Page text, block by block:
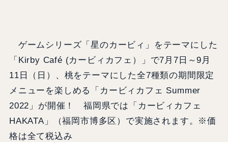
ゲームシリーズ「星のカービィ」をテーマにした
「Kirby Café (カービィカフェ）」で7月7日～9月
11日（日）、桃をテーマにした全7種類の期間限定
メニューを楽しめる「カービィカフェ Summer
2022」が開催！ 福岡県では「カービィカフェ
HAKATA」（福岡市博多区）で実施されます。※価
格は全て税込み